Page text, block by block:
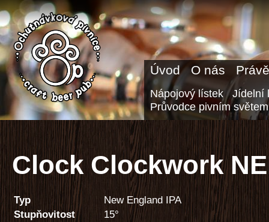
Úvod O nás
Nápojový lístek
Jídelní
Průvodce pivním světem
Clock Clockwork
Typ
New England IPA
Stupňovitost
15°